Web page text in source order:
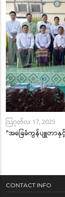
သြဂုတ်လ 17, 2025
"အခြေခံကွန်ပျူတာနှ
CONTACT INFO